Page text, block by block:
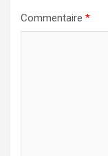
Commentaire *